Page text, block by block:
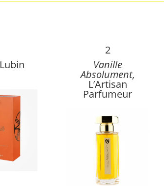
Lubin
2
Vanille
Absolument,
L’Artisan
Parfumeur